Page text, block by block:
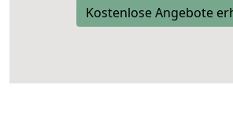
Kostenlose Angebote